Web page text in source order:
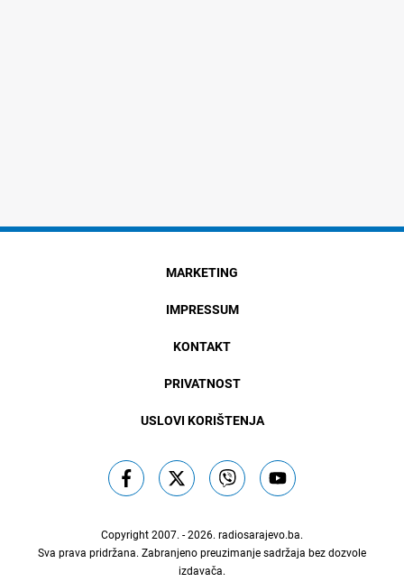
MARKETING
IMPRESSUM
KONTAKT
PRIVATNOST
USLOVI KORIŠTENJA
Copyright 2007. - 2026. radiosarajevo.ba.
Sva prava pridržana. Zabranjeno preuzimanje sadržaja bez dozvole
izdavača.